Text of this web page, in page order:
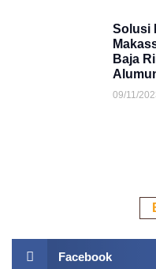
Solusi
Baja
09/11/
Facebook